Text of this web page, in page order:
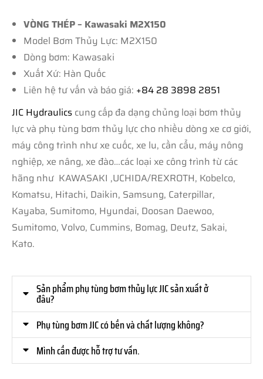
VÒNG THÉP – Kawasaki M2X150
Model Bơm Thủy Lực: M2X150
Dòng bơm: Kawasaki
Xuất Xứ: Hàn Quốc
Liên hệ tư vấn và báo giá: +84 28 3898 2851
JIC Hydraulics cung cấp đa dạng chủng loại bơm thủy
lực và phụ tùng bơm thủy lực cho nhiều dòng xe cơ giới,
máy công trình như xe cuốc, xe lu, cần cẩu, máy nông
nghiệp, xe nâng, xe đào…các loại xe công trình từ các
hãng như KAWASAKI ,UCHIDA/REXROTH, Kobelco,
Komatsu, Hitachi, Daikin, Samsung, Caterpillar,
Kayaba, Sumitomo, Hyundai, Doosan Daewoo,
Sumitomo, Volvo, Cummins, Bomag, Deutz, Sakai,
Kato.
Sản phẩm phụ tùng bơm thủy lực JIC sản xuất ở
đâu?
Phụ tùng bơm JIC có bền và chất lượng không?
Mình cần được hỗ trợ tư vấn.